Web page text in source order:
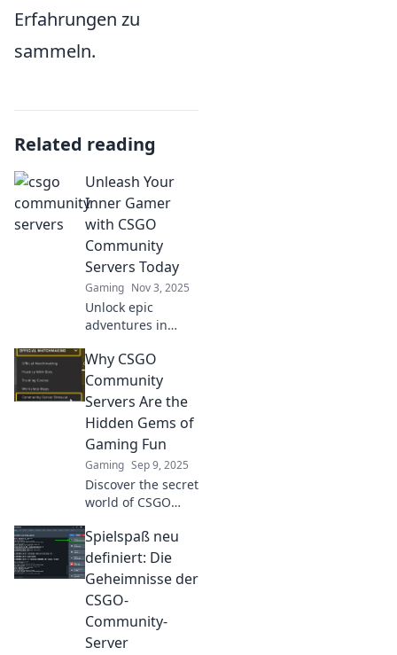
Erfahrungen zu
sammeln.
Related reading
Unleash Your
Inner Gamer
with CSGO
Community
Servers Today
Gaming Nov 3, 2025
Unlock epic
adventures in
community servers
now and elevate
your gaming
experience. Dive in
and unleash your
inner gamer
today!
Why CSGO
Community
Servers Are the
Hidden Gems of
Gaming Fun
Gaming Sep 9, 2025
Discover the secret
world of CSGO
servers! Unleash
endless fun,
unique modes,
and unforgettable
moments in
gaming bliss.
Spielspaß neu
definiert: Die
Geheimnisse der
CSGO-
Community-
Server